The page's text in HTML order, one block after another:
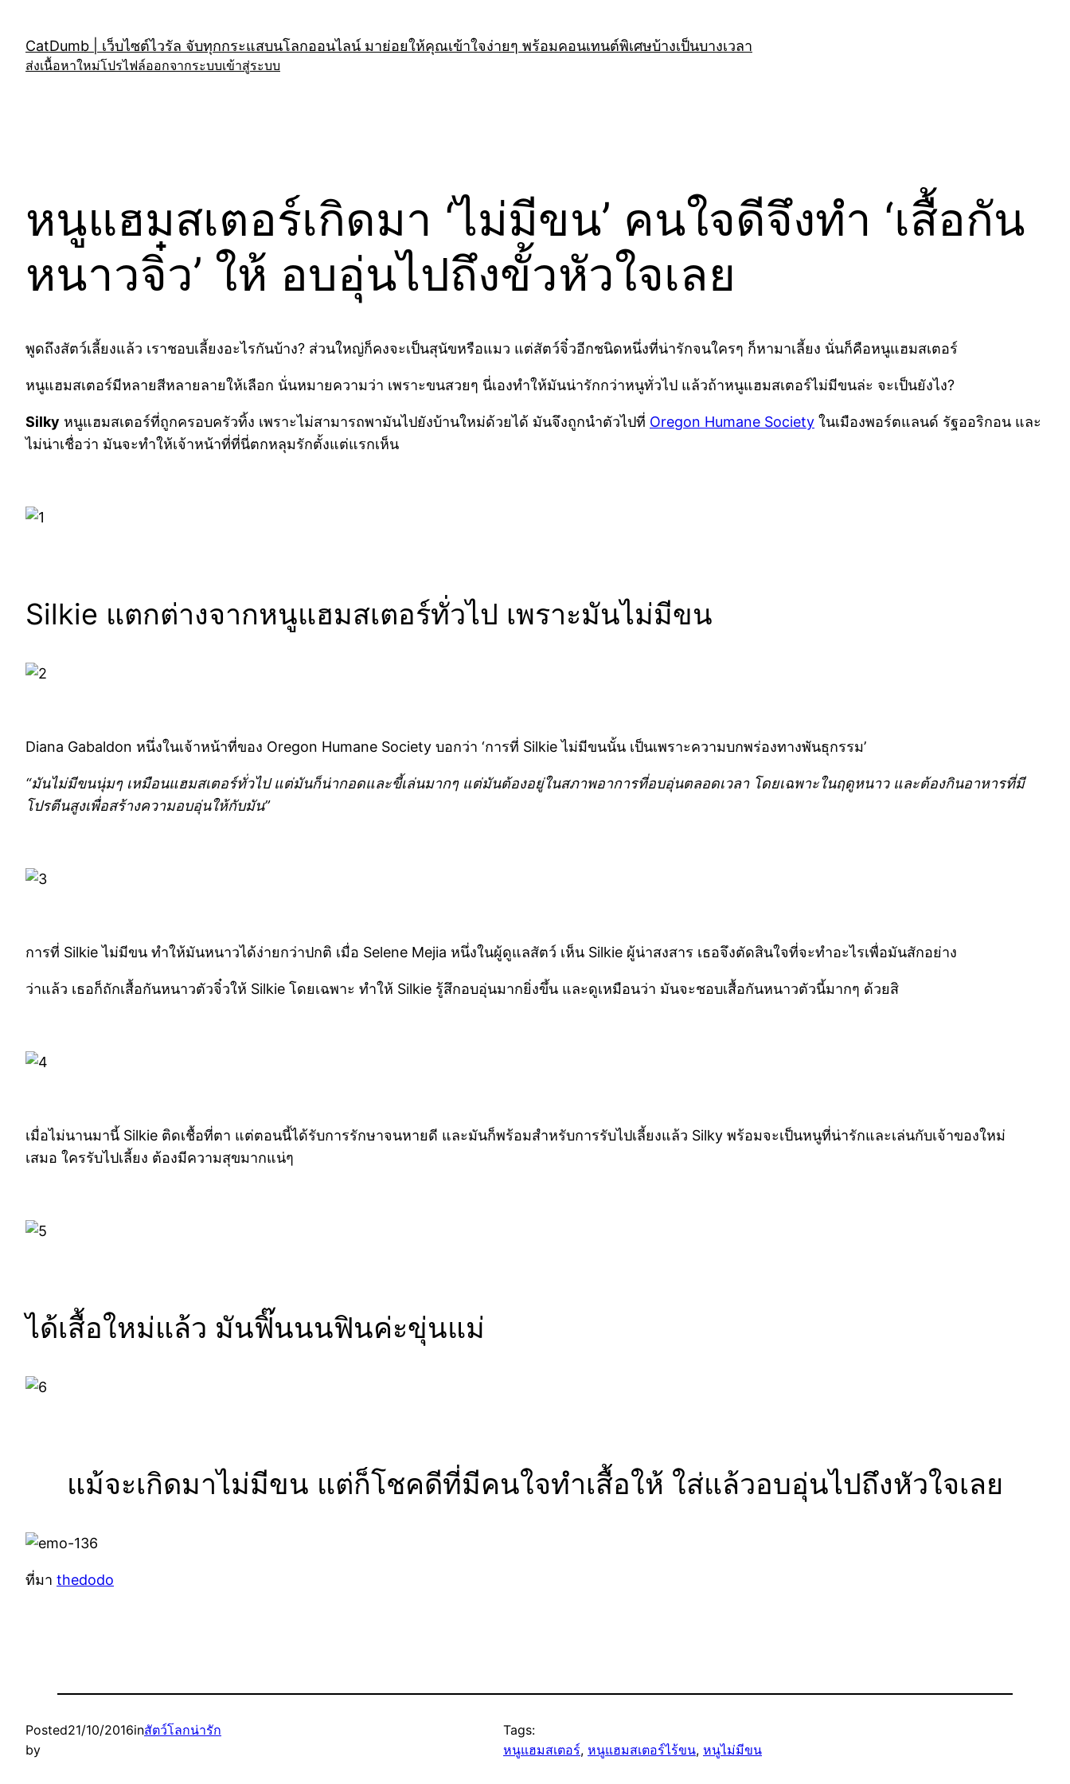
content
CatDumb | เว็บไซต์ไวรัล จับทุกกระแสบนโลกออนไลน์ มาย่อยให้คุณเข้าใจง่ายๆ พร้อมคอนเทนต์พิเศษบ้างเป็นบางเวลา
ส่งเนื้อหาใหม่โปรไฟล์ออกจากระบบเข้าสู่ระบบ
หนูแฮมสเตอร์เกิดมา ‘ไม่มีขน’ คนใจดีจึงทำ ‘เสื้อกัน
หนาวจิ๋ว’ ให้ อบอุ่นไปถึงขั้วหัวใจเลย
พูดถึงสัตว์เลี้ยงแล้ว เราชอบเลี้ยงอะไรกันบ้าง? ส่วนใหญ่ก็คงจะเป็นสุนัขหรือแมว แต่สัตว์จิ๋วอีกชนิดหนึ่งที่น่ารักจนใครๆ ก็หามาเลี้ยง นั่นก็คือหนูแฮมสเตอร์
หนูแฮมสเตอร์มีหลายสีหลายลายให้เลือก นั่นหมายความว่า เพราะขนสวยๆ นี่เองทำให้มันน่ารักกว่าหนูทั่วไป แล้วถ้าหนูแฮมสเตอร์ไม่มีขนล่ะ จะเป็นยังไง?
Silky หนูแฮมสเตอร์ที่ถูกครอบครัวทิ้ง เพราะไม่สามารถพามันไปยังบ้านใหม่ด้วยได้ มันจึงถูกนำตัวไปที่ Oregon Humane Society ในเมืองพอร์ตแลนด์ รัฐออริกอน และ
ไม่น่าเชื่อว่า มันจะทำให้เจ้าหน้าที่ที่นี่ตกหลุมรักตั้งแต่แรกเห็น
Silkie แตกต่างจากหนูแฮมสเตอร์ทั่วไป เพราะมันไม่มีขน
Diana Gabaldon หนึ่งในเจ้าหน้าที่ของ Oregon Humane Society บอกว่า ‘การที่ Silkie ไม่มีขนนั้น เป็นเพราะความบกพร่องทางพันธุกรรม’
“มันไม่มีขนนุ่มๆ เหมือนแฮมสเตอร์ทั่วไป แต่มันก็น่ากอดและขี้เล่นมากๆ แต่มันต้องอยู่ในสภาพอาการที่อบอุ่นตลอดเวลา โดยเฉพาะในฤดูหนาว และต้องกินอาหารที่มี
โปรตีนสูงเพื่อสร้างความอบอุ่นให้กับมัน”
การที่ Silkie ไม่มีขน ทำให้มันหนาวได้ง่ายกว่าปกติ เมื่อ Selene Mejia หนึ่งในผู้ดูแลสัตว์ เห็น Silkie ผู้น่าสงสาร เธอจึงตัดสินใจที่จะทำอะไรเพื่อมันสักอย่าง
ว่าแล้ว เธอก็ถักเสื้อกันหนาวตัวจิ๋วให้ Silkie โดยเฉพาะ ทำให้ Silkie รู้สึกอบอุ่นมากยิ่งขึ้น และดูเหมือนว่า มันจะชอบเสื้อกันหนาวตัวนี้มากๆ ด้วยสิ
เมื่อไม่นานมานี้ Silkie ติดเชื้อที่ตา แต่ตอนนี้ได้รับการรักษาจนหายดี และมันก็พร้อมสำหรับการรับไปเลี้ยงแล้ว Silky พร้อมจะเป็นหนูที่น่ารักและเล่นกับเจ้าของใหม่
เสมอ ใครรับไปเลี้ยง ต้องมีความสุขมากแน่ๆ
ได้เสื้อใหม่แล้ว มันฟิ๊นนนฟินค่ะขุ่นแม่
แม้จะเกิดมาไม่มีขน แต่ก็โชคดีที่มีคนใจทำเสื้อให้ ใส่แล้วอบอุ่นไปถึงหัวใจเลย
ที่มา thedodo
Posted21/10/2016inสัตว์โลกน่ารัก
by
Tags:
หนูแฮมสเตอร์, หนูแฮมสเตอร์ไร้ขน, หนูไม่มีขน